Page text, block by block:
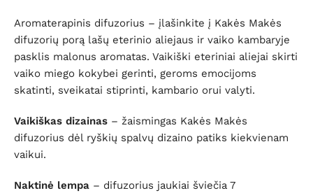
Aromaterapinis difuzorius – įlašinkite į Kakės Makės
difuzorių porą lašų eterinio aliejaus ir vaiko kambaryje
pasklis malonus aromatas. Vaikiški eteriniai aliejai skirti
vaiko miego kokybei gerinti, geroms emocijoms
skatinti, sveikatai stiprinti, kambario orui valyti.
Vaikiškas dizainas – žaismingas Kakės Makės
difuzorius dėl ryškių spalvų dizaino patiks kiekvienam
vaikui.
Naktinė lempa – difuzorius jaukiai šviečia 7